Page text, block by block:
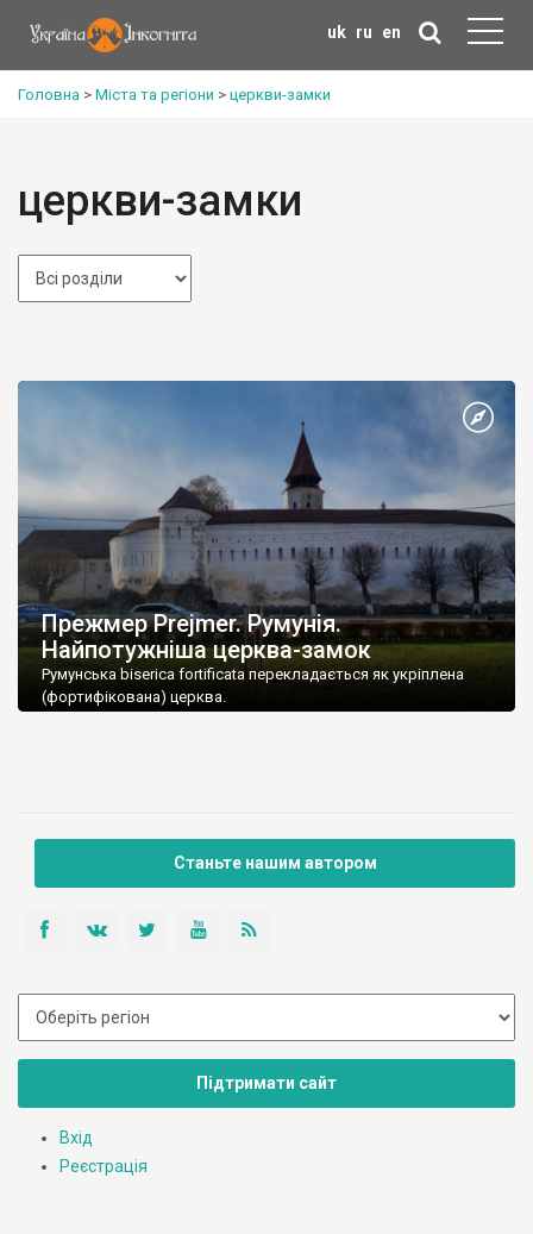
uk ru en
Головна > Міста та регіони > церкви-замки
церкви-замки
Прежмер Prejmer. Румунія.
Найпотужніша церква-замок
Румунська biserica fortificata перекладається як укріплена
(фортифікована) церква.
Станьте нашим автором
Підтримати сайт
Вхід
Реєстрація